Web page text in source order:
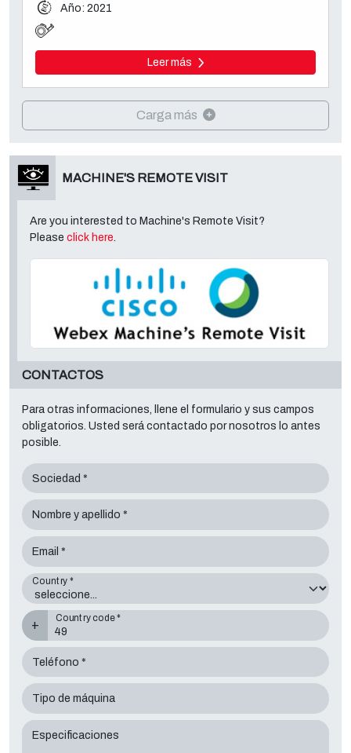
Año: 2021
Leer más
Carga más
MACHINE'S REMOTE VISIT
Are you interested to Machine's Remote Visit?
Please click here.
CONTACTOS
Para otras informaciones, llene el formulario y sus campos
obligatorios. Usted será contactado por nosotros lo antes
posible.
Sociedad *
Nombre y apellido *
Email *
Country *
+
Country code *
Teléfono *
Tipo de máquina
Especificaciones